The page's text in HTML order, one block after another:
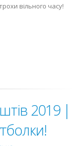
вільного часу!
2019 |